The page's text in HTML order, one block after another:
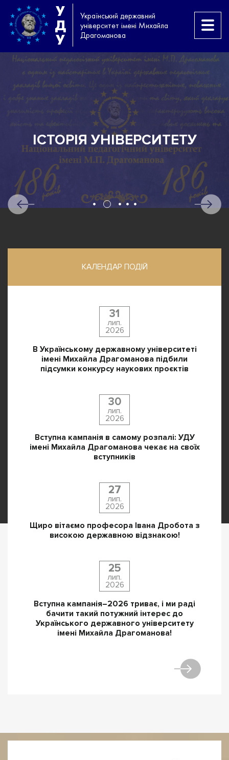
У
Д
У
Український державний
університет імені Михайла
Драгоманова
ІСТОРІЯ УНІВЕРСИТЕТУ
КАЛЕНДАР ПОДІЙ
31
лип.
2026
В Українському державному університеті
імені Михайла Драгоманова підбили
підсумки конкурсу наукових проєктів
30
лип.
2026
Вступна кампанія в самому розпалі: УДУ
імені Михайла Драгоманова чекає на своїх
вступників
27
лип.
2026
Щиро вітаємо професора Івана Дробота з
високою державною відзнакою!
25
лип.
2026
Вступна кампанія–2026 триває, і ми раді
бачити такий потужний інтерес до
Українського державного університету
імені Михайла Драгоманова!